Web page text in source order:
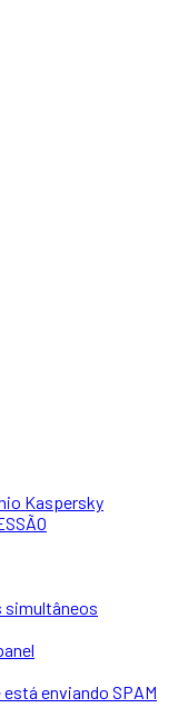
Kaspersky
simultâneos
enviando SPAM